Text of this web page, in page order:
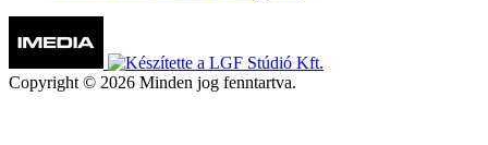
Copyright © 2026 Minden jog fenntartva.